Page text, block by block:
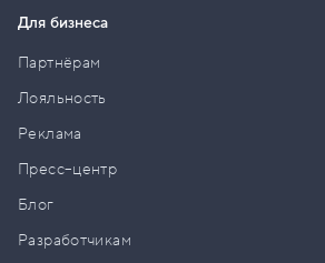
Для бизнеса
Партнёрам
Лояльность
Реклама
Пресс–центр
Блог
Разработчикам